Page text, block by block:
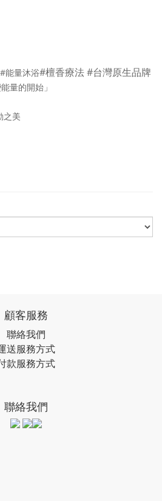
能量沐浴#檀香療法 #台灣原生品牌
量的開始」
之美
顧客服務
聯絡我們
送服務方式
款服務方式
聯絡我們